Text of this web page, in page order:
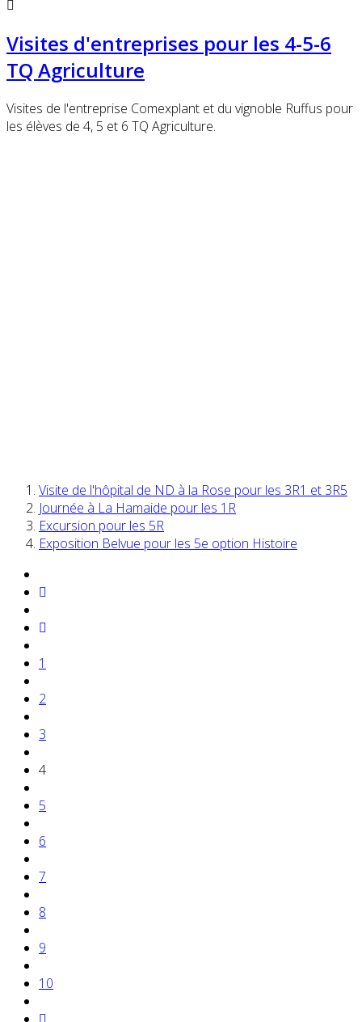
Visites d'entreprises pour les 4-5-6
TQ Agriculture
Visites de l'entreprise Comexplant et du vignoble Ruffus pour
les élèves de 4, 5 et 6 TQ Agriculture.
Visite de l'hôpital de ND à la Rose pour les 3R1 et 3R5
Journée à La Hamaide pour les 1R
Excursion pour les 5R
Exposition Belvue pour les 5e option Histoire
1
2
3
4
5
6
7
8
9
10